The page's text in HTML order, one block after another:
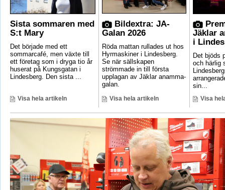
Sista sommaren med
S:t Mary
Det började med ett
sommarcafé, men växte till
ett företag som i dryga tio år
huserat på Kungsgatan i
Lindesberg. Den sista ...
Visa hela artikeln
Bildextra: JA-
Galan 2026
Röda mattan rullades ut hos
Hyrmaskiner i Lindesberg.
Se när sällskapen
strömmade in till första
upplagan av Jäklar anamma-
galan.
Visa hela artikeln
Jäklar
i
Det bjöds
och härlig
sin...
Visa